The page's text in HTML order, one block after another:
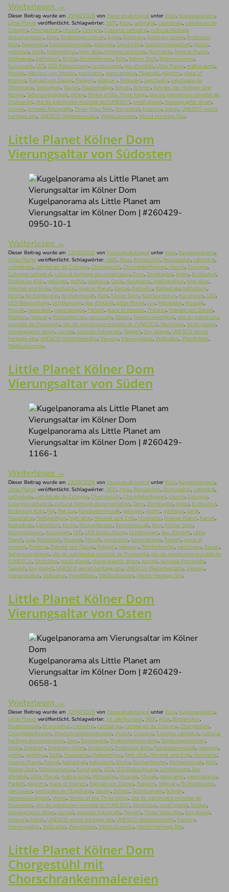
Weiterlesen →
Dieser Beitrag wurde am 29/06/2026 von Panoramafotografunter Köln, Kugelpanorama,
Little Planet veröffentlicht. Schlagwörter: 360°, Altar, cathedral, cathédrale, cathédrale de
Cologne, Chorgestühl, church, Cologne, Cologne cathedral, cultural heritage
documentation, Dom, Dreikönigenschrein, église, Epiphany, Epiphany shrine, Erzbistum
Köln, Experience, Fussbodenmosaik, gebogen, Geschichte, Goldschmiedearbeit, gothic,
gothique, Gotik, Heiligenfigur, high altar, Himmel und Erde, Hochaltar, Inverse Planet,
Kathedrale, katholisch, Kirche, Kirchenfenster, Köln, Kölner Dom, Kölntourismus,
Kunstwerk, LED, LED-Beleuchtung, Lichtkonzept, lieu d'intérêt, Little Planet, maître-autel,
Mosaik, Nikolaus von Verdun, panoramic, panoramique, Pilgerziel, pilgrims, place of
interest, Rainald von Dassel, Religion, reliquary, Reliquien, sanctuaire, sanctuaire de
l'Epiphanie, Sarkophag, Säulen, Säulenheilige, Schatz, Schrein, Schrein der Heiligen Drei
Könige, Sehenswürdigkeit, shrine, Shrine of the Three Kings, site du patrimoine mondial de
l'humanité, site du patrimoine mondial de l'UNESCO, small planet, stereographic down,
surreal, surreale Fotografie, Three Wise Men, tiny planet, treasure, trésor, UNESCO world
heritage site, UNESCO-Welterbestätte, Weltkulturerbe, World Heritage Site.
Little Planet Kölner Dom
Vierungsaltar von Südosten
Kugelpanorama als Little Planet am
Vierungsaltar im Kölner Dom | #260429-
0950-10-1
Weiterlesen →
Dieser Beitrag wurde am 22/06/2026 von Panoramafotografunter Köln, Kugelpanorama,
Little Planet veröffentlicht. Schlagwörter: 360°, Altar, Binnenchor, Bronzealtar, cathedral,
cathédrale, cathédrale de Cologne, Chorgestühl, Chorpfeilerfiguren, church, Cologne,
Cologne cathedral, cultural heritage documentation, Dom, Domkapitel, église, Erzbischof,
Erzbistum Köln, gebogen, gothic, gothique, Gotik, Hauptaltar, Heiligenfigur, high altar,
Himmel und Erde, Hochaltar, Inverse Planet, Kanzel, Kathedra, Kathedrale, katholisch,
Kirche, Kirchenfenster, Kirchenmosaik, Köln, Kölner Dom, Kölntourismus, Kunstwerk, LED,
LED-Beleuchtung, Lichtkonzept, lieu d'intérêt, Little Planet, Lux, Mittelalter, Moasaik,
Mosaik, panoramic, panoramique, Parkett, place of interest, Pretiosa, Rainald von Dassel,
Religion, reliquary, Richterfenster, sanctuaire, Säulen, Sehenswürdigkeit, site du patrimoine
mondial de l'humanité, site du patrimoine mondial de l'UNESCO, Sitzmöbel, small planet,
stereographic down, surreal, surreale Fotografie, Teppich, tiny planet, UNESCO world
heritage site, UNESCO-Welterbestätte, Vierung, Vierungsaltar, Volksaltar, Wandbilder,
Weltkulturerbe.
Little Planet Kölner Dom
Vierungsaltar von Süden
Kugelpanorama als Little Planet am
Vierungsaltar im Kölner Dom | #260429-
1166-1
Weiterlesen →
Dieser Beitrag wurde am 22/06/2026 von Panoramafotografunter Köln, Kugelpanorama,
Little Planet veröffentlicht. Schlagwörter: 360°, Altar, Binnenchor, Bronzealtar, cathedral,
cathédrale, cathédrale de Cologne, Chorgestühl, Chorpfeilerfiguren, church, Cologne,
Cologne cathedral, cultural heritage documentation, Dom, Domkapitel, église, Erzbischof,
Erzbistum Köln, Fiat, Fiat Lux, Fussbodenmosaik, gebogen, gothic, gothique, Gotik,
Hauptaltar, Heiligenfigur, high altar, Himmel und Erde, Hochaltar, Inverse Planet, Kanzel,
Kathedrale, katholisch, Kirche, Kirchenfenster, Kirchenmosaik, Köln, Kölner Dom,
Kölntourismus, Kunstwerk, LED, LED-Beleuchtung, Lichtkonzept, lieu d'intérêt, Little
Planet, Lux, Mittelalter, Moasaik, Mosaik, panoramic, panoramique, Parkett, place of
interest, Pretiosa, Rainald von Dassel, Religion, reliquary, Richterfenster, sanctuaire, Säulen,
Sehenswürdigkeit, site du patrimoine mondial de l'humanité, site du patrimoine mondial de
l'UNESCO, Sitzmöbel, small planet, stereographic down, surreal, surreale Fotografie,
Teppich, tiny planet, UNESCO world heritage site, UNESCO-Welterbestätte, Vierung,
Vierungsaltar, Volksaltar, Wandbilder, Weltkulturerbe, World Heritage Site.
Little Planet Kölner Dom
Vierungsaltar von Osten
Kugelpanorama als Little Planet am
Vierungsaltar im Kölner Dom | #260429-
0658-1
Weiterlesen →
Dieser Beitrag wurde am 22/06/2026 von Panoramafotografunter Köln, Kugelpanorama,
Little Planet veröffentlicht. Schlagwörter: 14. Jahrhundert, 360°, Altar, Binnenchor,
Bodenmosaik, Bronzealtar, cathedral, cathédrale, cathédrale de Cologne, Chorgestühl,
Chorpfeilerfiguren, Chorschrankenmalereien, church, Cologne, Cologne cathedral, cultural
heritage documentation, Dom, Domkapitel, Dreikönigenschranke, Dreikönigenschrein,
église, Epiphany, Epiphany shrine, Erzbischof, Erzbistum Köln, Fussbodenmosaik, gebogen,
gothic, gothique, Gotik, Hauptaltar, Heiligenfigur, high altar, Himmel und Erde, Hochaltar,
Inverse Planet, Kanzel, Kathedrale, katholisch, Kirche, Kirchenfenster, Kirchenmosaik, Köln,
Kölner Dom, Kölntourismus, Kunstwerk, LED, LED-Beleuchtung, Lichtkonzept, lieu
d'intérêt, Little Planet, maître-autel, Mittelalter, Moasaik, Mosaik, panoramic, panoramique,
Parkett, pilgrims, place of interest, Rainald von Dassel, Religion, reliquary, Richterfenster,
sanctuaire, sanctuaire de l'Epiphanie, Säulen, Schatz, Schnitzereien, Schrein,
Sehenswürdigkeit, shrine, Shrine of the Three Kings, site du patrimoine mondial de
l'humanité, site du patrimoine mondial de l'UNESCO, Sitzmöbel, small planet, Stallen,
stereographic down, surreal, surreale Fotografie, Teppich, Three Wise Men, tiny planet,
treasure, trésor, UNESCO world heritage site, UNESCO-Welterbestätte, Vierung,
Vierungsaltar, Volksaltar, Wandbilder, Weltkulturerbe, World Heritage Site.
Little Planet Kölner Dom
Chorgestühl mit
Chorschrankenmalereien